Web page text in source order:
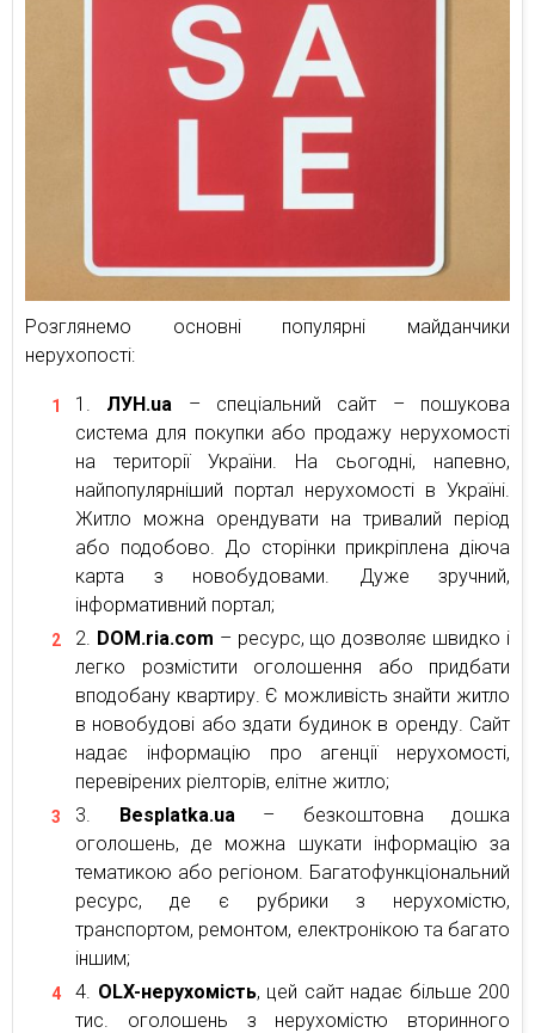
Розглянемо основні популярні майданчики
нерухопості:
ЛУН.ua – спеціальний сайт – пошукова
система для покупки або продажу нерухомості
на території України. На сьогодні, напевно,
найпопулярніший портал нерухомості в Україні.
Житло можна орендувати на тривалий період
або подобово. До сторінки прикріплена діюча
карта з новобудовами. Дуже зручний,
інформативний портал;
DOM.ria.com – ресурс, що дозволяє швидко і
легко розмістити оголошення або придбати
вподобану квартиру. Є можливість знайти житло
в новобудові або здати будинок в оренду. Сайт
надає інформацію про агенції нерухомості,
перевірених ріелторів, елітне житло;
Besplatka.ua– безкоштовна дошка
оголошень, де можна шукати інформацію за
тематикою або регіоном. Багатофункціональний
ресурс, де є рубрики з нерухомістю,
транспортом, ремонтом, електронікою та багато
іншим;
OLX-нерухомість, цей сайт надає більше 200
тис. оголошень з нерухомістю вторинного